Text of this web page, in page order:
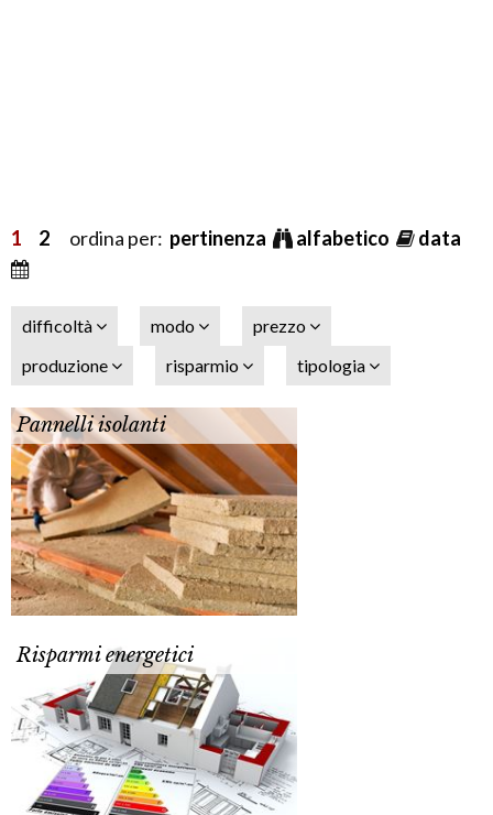
1 2 ordina per: pertinenza alfabetico data
difficoltà modo
prezzo
produzione
risparmio tipologia
Pannelli isolanti
Risparmi energetici